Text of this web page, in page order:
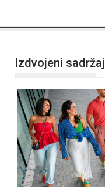
Izdvojeni sadržaj